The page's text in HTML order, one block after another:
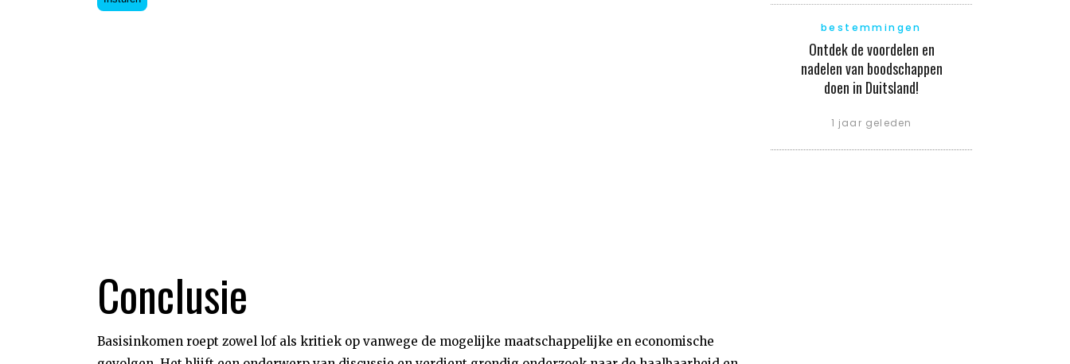
Conclusie
Basisinkomen roept zowel lof als kritiek op vanwege de mogelijke maatschappelijke en economische
bestemmingen
Ontdek de voordelen en
nadelen van boodschappen
doen in Duitsland!
1 jaar geleden